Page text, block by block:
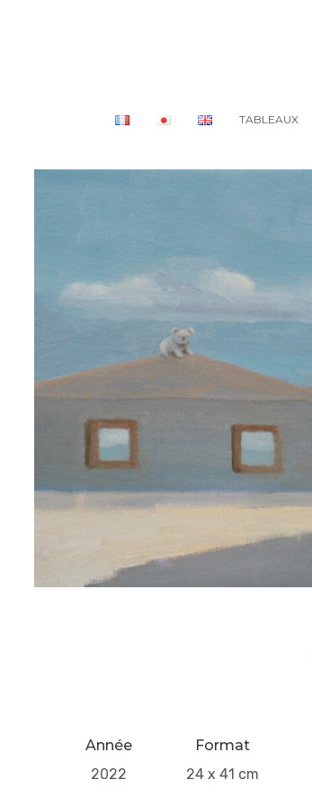
TABLEAUX
Année
2022
Format
24 x 41 cm